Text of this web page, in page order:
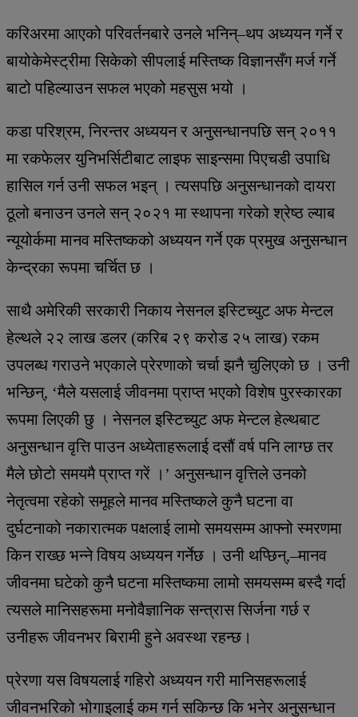
करिअरमा आएको परिवर्तनबारे उनले भनिन्–थप अध्ययन गर्ने र
बायोकेमेस्ट्रीमा सिकेको सीपलाई मस्तिष्क विज्ञानसँग मर्ज गर्ने
बाटो पहिल्याउन सफल भएको महसुस भयो ।
कडा परिश्रम, निरन्तर अध्ययन र अनुसन्धानपछि सन् २०११
मा रकफेलर युनिभर्सिटीबाट लाइफ साइन्समा पिएचडी उपाधि
हासिल गर्न उनी सफल भइन् । त्यसपछि अनुसन्धानको दायरा
ठूलो बनाउन उनले सन् २०२१ मा स्थापना गरेको श्रेष्ठ ल्याब
न्यूयोर्कमा मानव मस्तिष्कको अध्ययन गर्ने एक प्रमुख अनुसन्धान
केन्द्रका रूपमा चर्चित छ ।
साथै अमेरिकी सरकारी निकाय नेसनल इस्टिच्युट अफ मेन्टल
हेल्थले २२ लाख डलर (करिब २९ करोड २५ लाख) रकम
उपलब्ध गराउने भएकाले प्रेरणाको चर्चा झनै चुलिएको छ । उनी
भन्छिन्, ‘मैले यसलाई जीवनमा प्राप्त भएको विशेष पुरस्कारका
रूपमा लिएकी छु । नेसनल इस्टिच्युट अफ मेन्टल हेल्थबाट
अनुसन्धान वृत्ति पाउन अध्येताहरूलाई दसौं वर्ष पनि लाग्छ तर
मैले छोटो समयमै प्राप्त गरें ।’ अनुसन्धान वृत्तिले उनको
नेतृत्वमा रहेको समूहले मानव मस्तिष्कले कुनै घटना वा
दुर्घटनाको नकारात्मक पक्षलाई लामो समयसम्म आफ्नो स्मरणमा
किन राख्छ भन्ने विषय अध्ययन गर्नेछ । उनी थप्छिन्,–मानव
जीवनमा घटेको कुनै घटना मस्तिष्कमा लामो समयसम्म बस्दै गर्दा
त्यसले मानिसहरूमा मनोवैज्ञानिक सन्त्रास सिर्जना गर्छ र
उनीहरू जीवनभर बिरामी हुने अवस्था रहन्छ।
प्रेरणा यस विषयलाई गहिरो अध्ययन गरी मानिसहरूलाई
जीवनभरिको भोगाइलाई कम गर्न सकिन्छ कि भनेर अनुसन्धान